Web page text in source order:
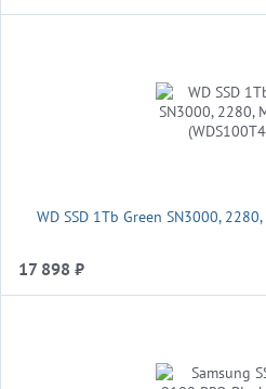
WD SSD 1Tb Green SN3000,
17 898 ₽